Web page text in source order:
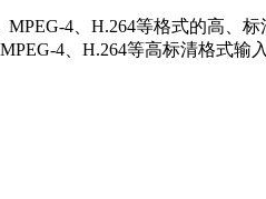
4、H.264等格式的高
4、H.264等高标清格式